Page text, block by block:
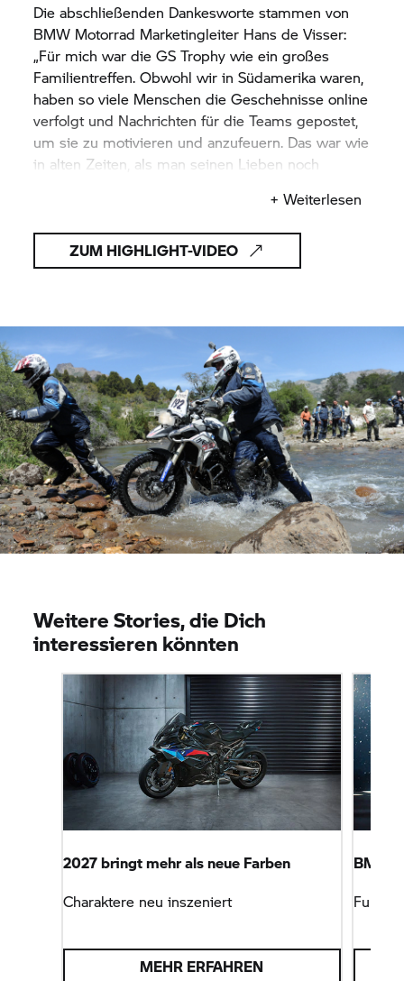
Die abschließenden Dankesworte stammen von
BMW Motorrad Marketingleiter Hans de Visser:
„Für mich war dieGS Trophy wie ein großes
Familientreffen. Obwohl wir in Südamerika waren,
haben so viele Menschen die Geschehnisse online
verfolgt und Nachrichten für die Teams gepostet,
um sie zu motivieren und anzufeuern. Das war wie
in alten Zeiten, als man seinen Lieben noch
+ Weiterlesen
ZUM HIGHLIGHT-VIDEO
Weitere Stories, die Dich
interessieren könnten
2027 bringt mehr als neue Farben
Charaktere neu inszeniert
MEHR ERFAHREN
BMW
Full